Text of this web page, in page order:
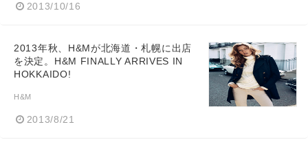
2013/10/16
2013年秋、H&Mが北海道・札幌に出店
を決定。H&M FINALLY ARRIVES IN
HOKKAIDO!
H&M
2013/8/21